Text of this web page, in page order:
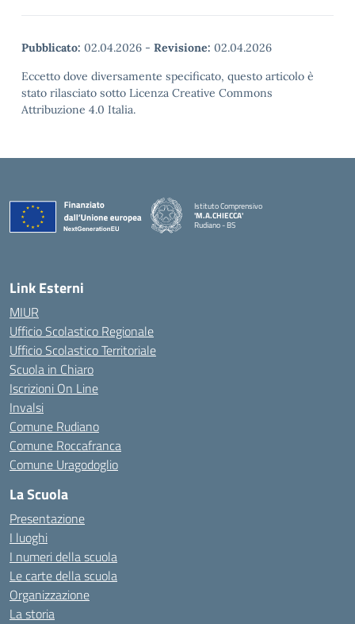
Pubblicato: 02.04.2026 - Revisione: 02.04.2026
Eccetto dove diversamente specificato, questo articolo è
stato rilasciato sotto Licenza Creative Commons
Attribuzione 4.0 Italia.
Istituto Comprensivo
'M.A.CHIECCA'
Rudiano - BS
Link Esterni
MIUR
Ufficio Scolastico Regionale
Ufficio Scolastico Territoriale
Scuola in Chiaro
Iscrizioni On Line
Invalsi
Comune Rudiano
Comune Roccafranca
Comune Uragodoglio
La Scuola
Presentazione
I luoghi
I numeri della scuola
Le carte della scuola
Organizzazione
La storia